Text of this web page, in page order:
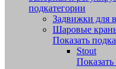
подкатегории
Задвижки для
Шаровые
Показать
Stout